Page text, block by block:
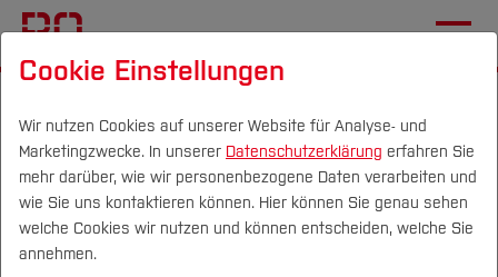
Campus Personen DE|EN Quicklinks
Veranstaltungen Zeitmanagement und Umgang
mit Stress
Umgang mit Nervosität
Cookie Einstellungen
Wir nutzen Cookies auf unserer Website für Analyse- und
Marketingzwecke. In unserer Datenschutzerklärung erfahren Sie
mehr darüber, wie wir personenbezogene Daten verarbeiten und
wie Sie uns kontaktieren können. Hier können Sie genau sehen
welche Cookies wir nutzen und können entscheiden, welche Sie
annehmen.